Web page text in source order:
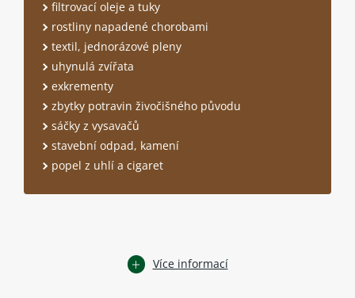
filtrovací oleje a tuky
rostliny napadené chorobami
textil, jednorázové pleny
uhynulá zvířata
exkrementy
zbytky potravin živočišného původu
sáčky z vysavačů
stavební odpad, kamení
popel z uhlí a cigaret
Více informací